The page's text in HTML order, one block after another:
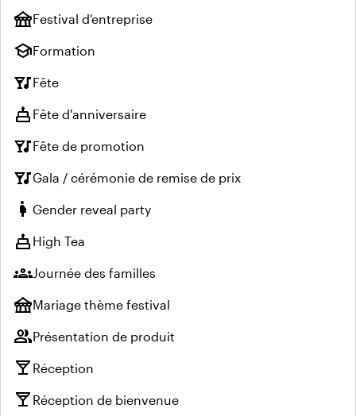
festivalFestival d'entreprise
schoolFormation
nightlifeFête
cake Fête d'anniversaire
nightlifeFête de promotion
nightlifeGala / cérémonie de remise de prix
pregnant_woman Gender reveal party
cake High Tea
groupsJournée des familles
festivalMariage thème festival
groupPrésentation de produit
local_bar Réception
local_bar Réception de bienvenue